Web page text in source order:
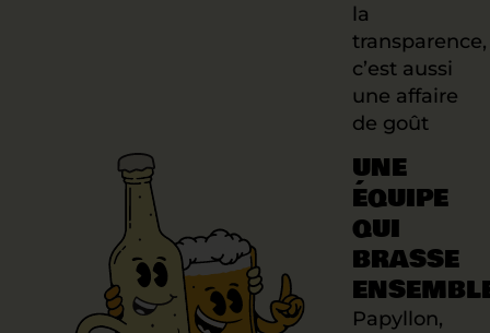
la
transparence,
c’est aussi
une affaire
de goût
UNE
ÉQUIPE
QUI
BRASSE
Papyllon,